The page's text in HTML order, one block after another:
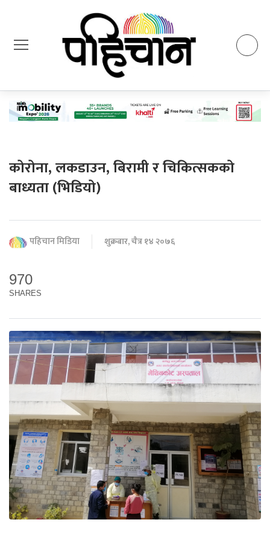
कोरोना, लकडाउन, बिरामी र चिकित्सकको
बाध्यता (भिडियो)
पहिचान मिडिया शुक्रबार, चैत्र १४ २०७६
970
SHARES